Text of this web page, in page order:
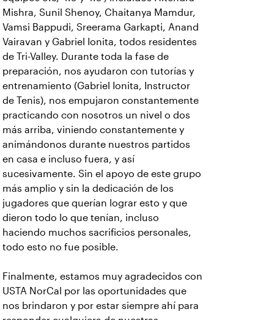
Mishra, Sunil Shenoy, Chaitanya Mamdur,
Vamsi Bappudi, Sreerama Garkapti, Anand
Vairavan y Gabriel Ionita, todos residentes
de Tri-Valley. Durante toda la fase de
preparación, nos ayudaron con tutorías y
entrenamiento (Gabriel Ionita, Instructor
de Tenis), nos empujaron constantemente
practicando con nosotros un nivel o dos
más arriba, viniendo constantemente y
animándonos durante nuestros partidos
en casa e incluso fuera, y así
sucesivamente. Sin el apoyo de este grupo
más amplio y sin la dedicación de los
jugadores que querían lograr esto y que
dieron todo lo que tenían, incluso
haciendo muchos sacrificios personales,
todo esto no fue posible.
Finalmente, estamos muy agradecidos con
USTA NorCal por las oportunidades que
nos brindaron y por estar siempre ahí para